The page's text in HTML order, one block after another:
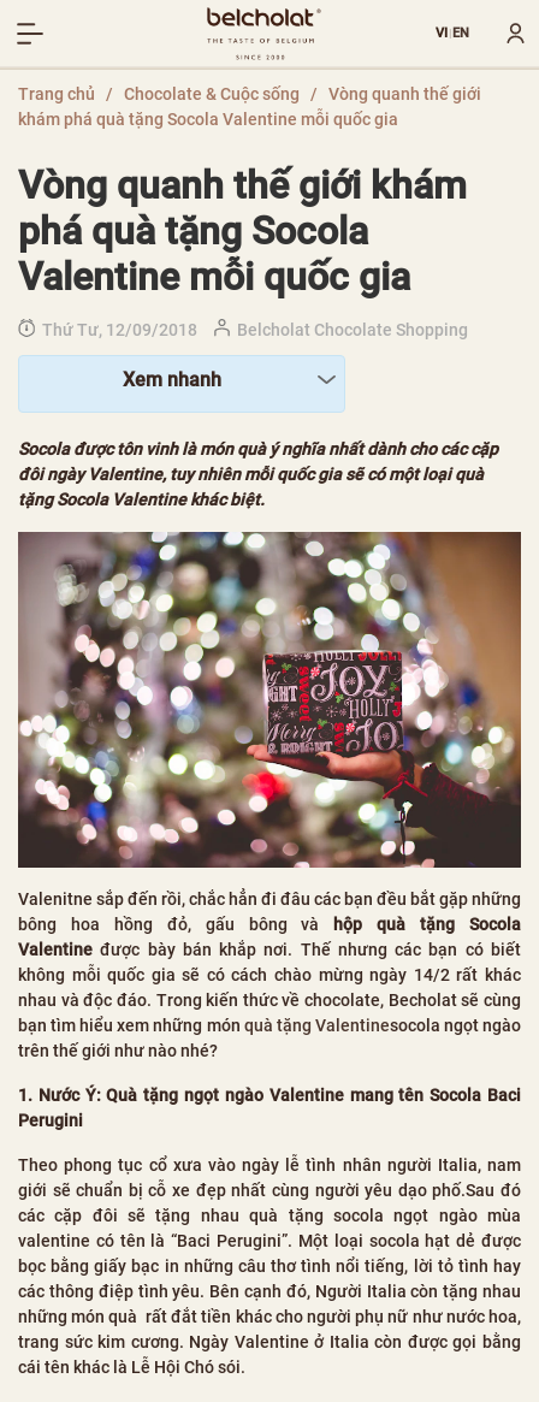
VI|EN
Trang chủ / Chocolate & Cuộc sống /
Vòng quanh thế giới
khám phá quà tặng Socola Valentine mỗi quốc gia
Vòng quanh thế giới khám
phá quà tặng Socola
Valentine mỗi quốc gia
Thứ Tư, 12/09/2018 Belcholat Chocolate Shopping
Xem nhanh
Socola được tôn vinh là món quà ý nghĩa nhất dành cho các cặp
đôi ngày Valentine, tuy nhiên mỗi quốc gia sẽ có một loại quà
tặng Socola Valentine khác biệt.
Valenitne sắp đến rồi, chắc hẳn đi đâu các bạn đều bắt gặp những
bông hoa hồng đỏ, gấu bông và
hộp quà tặng Socola
Valentine được bày bán khắp nơi. Thế nhưng các bạn có biết
không mỗi quốc gia sẽ có cách chào mừng ngày 14/2 rất khác
nhau và độc đáo. Trong kiến thức về chocolate, Becholat sẽ cùng
bạn tìm hiểu xem những món quà tặng Valentinesocola ngọt ngào
trên thế giới như nào nhé?
1. Nước Ý: Quà tặng ngọt ngào Valentine mang tên Socola Baci
Perugini
Theo phong tục cổ xưa vào ngày lễ tình nhân người Italia, nam
giới sẽ chuẩn bị cỗ xe đẹp nhất cùng người yêu dạo phố.Sau đó
các cặp đôi sẽ tặng nhau quà tặng socola ngọt ngào mùa
valentine có tên là “Baci Perugini”. Một loại socola hạt dẻ được
bọc bằng giấy bạc in những câu thơ tình nổi tiếng, lời tỏ tình hay
các thông điệp tình yêu. Bên cạnh đó, Người Italia còn tặng nhau
những món quà rất đắt tiền khác cho người phụ nữ như nước hoa,
trang sức kim cương. Ngày Valentine ở Italia còn được gọi bằng
cái tên khác là Lễ Hội Chó sói.